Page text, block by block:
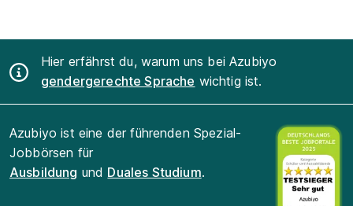
Hier erfährst du, warum uns bei Azubiyo
gendergerechte Sprache wichtig ist.
Azubiyo ist eine der führenden Spezial-
Jobbörsen für
Ausbildung und Duales Studium.